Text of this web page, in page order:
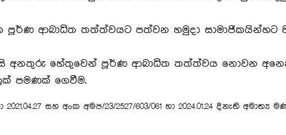
100ක පූර්ණ ආබාධිත තත්ත්වයට පත්වන හමුදා
වන හදිසි අනතුරු හේතුවෙන් පූර්ණ ආබාධිත තත්ත්වය නොවන
පමණක් ගෙවීම.
සහ අංක අමප/23/2527/603/061 හා 2024.01.24 දිනැති අමාත්‍ය